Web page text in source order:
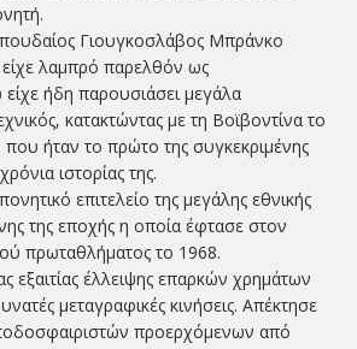
Γιουγκοσλάβος Μπράνκο
είχε λαμπρό παρελθόν ως
ήδη παρουσιάσει μεγάλα
κατακτώντας με τη Βοϊβοντίνα το
ήταν το πρώτο της συγκεκριμένης
ιστορίας της.
επιτελείο της μεγάλης εθνικής
της εποχής η οποία έφτασε στον
πρωταθλήματος το 1968.
εξαιτίας έλλειψης επαρκών χρημάτων
μεταγραφικές κινήσεις. Απέκτησε
προερχόμενων από